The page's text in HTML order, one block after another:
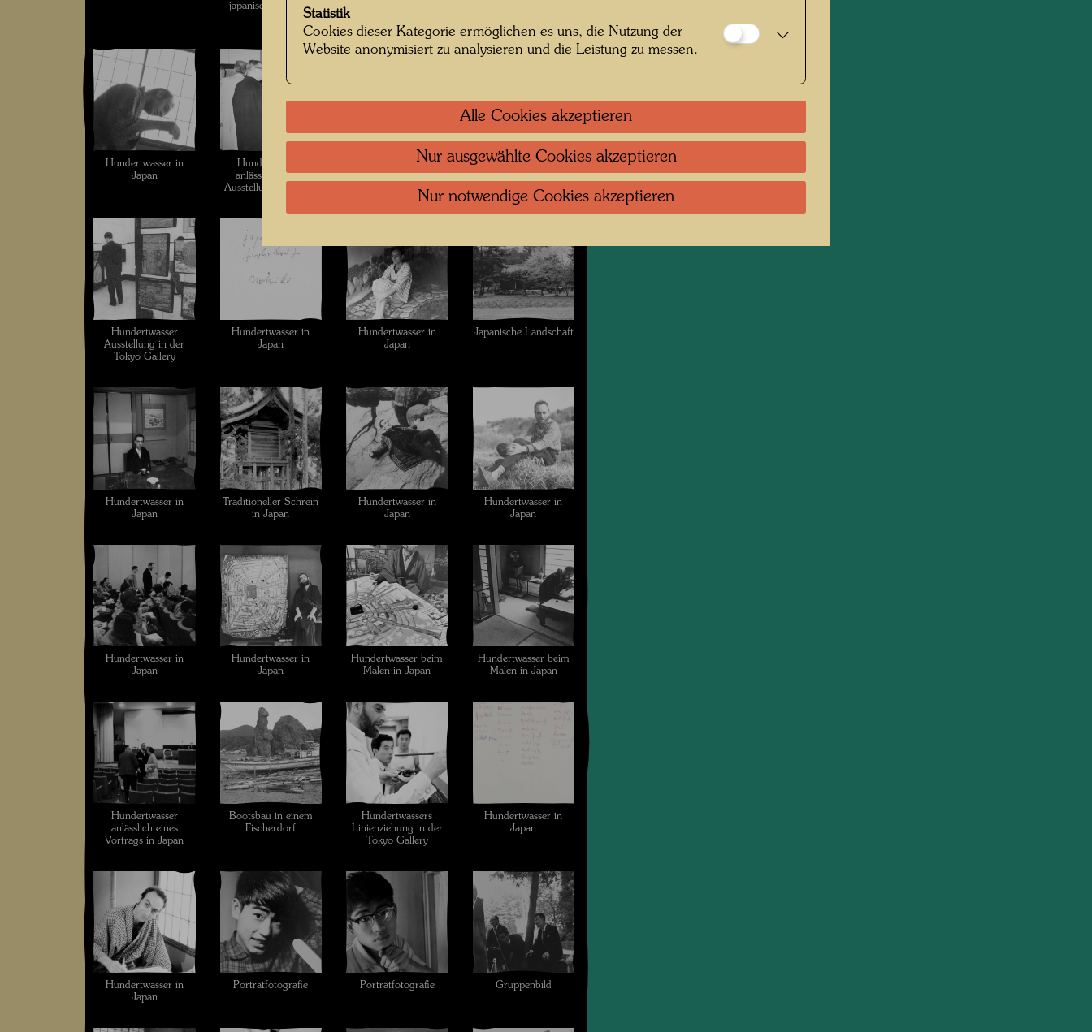
japanischer Garten
Hundertwasser in
Japan
Hundertwasser
anlässlich seiner
Ausstellung in Tokyo
Hundertwasser mit
Kaoru Mikami
Porträtfotografie
Kaoru Mikami
Hundertwasser
Ausstellung in der
Tokyo Gallery
Hundertwasser in
Japan
Hundertwasser in
Japan
Japanische Landschaft
Hundertwasser in
Japan
Traditioneller Schrein
in Japan
Hundertwasser in
Japan
Hundertwasser in
Japan
Hundertwasser in
Japan
Hundertwasser in
Japan
Hundertwasser beim
Malen in Japan
Hundertwasser beim
Malen in Japan
Hundertwasser
anlässlich eines
Vortrags in Japan
Bootsbau in einem
Fischerdorf
Hundertwassers
Linienziehung in der
Tokyo Gallery
Hundertwasser in
Japan
Hundertwasser in
Japan
Porträtfotografie Porträtfotografie Gruppenbild
Statistik
Cookies dieser Kategorie ermöglichen es uns, die Nutzung der
Website anonymisiert zu analysieren und die Leistung zu messen.
Alle Cookies akzeptieren
Nur ausgewählte Cookies akzeptieren
Nur notwendige Cookies akzeptieren